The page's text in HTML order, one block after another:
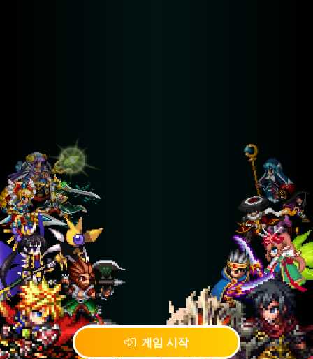
게임 시작